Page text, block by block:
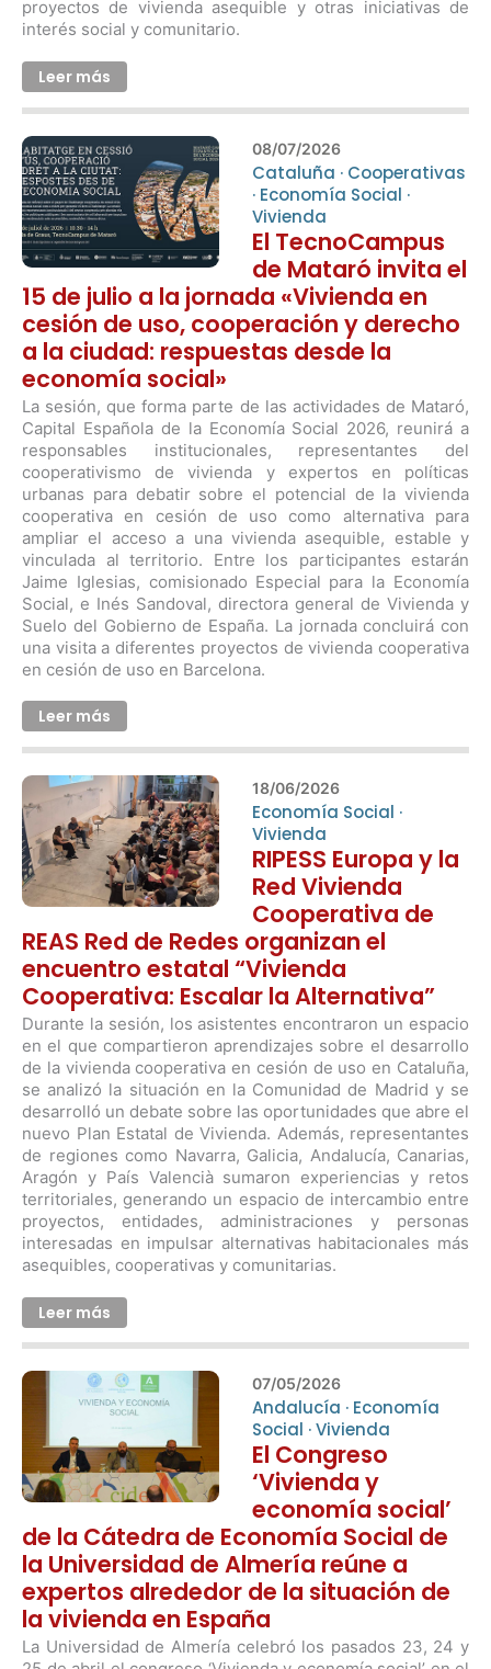
proyectos de vivienda asequible y otras iniciativas de
interés social y comunitario.
Leer más
08/07/2026
Cataluña · Cooperativas
· Economía Social ·
Vivienda
El TecnoCampus
de Mataró invita el
15 de julio a la jornada «Vivienda en
cesión de uso, cooperación y derecho
a la ciudad: respuestas desde la
economía social»
La sesión, que forma parte de las actividades de Mataró,
Capital Española de la Economía Social 2026, reunirá a
responsables institucionales, representantes del
cooperativismo de vivienda y expertos en políticas
urbanas para debatir sobre el potencial de la vivienda
cooperativa en cesión de uso como alternativa para
ampliar el acceso a una vivienda asequible, estable y
vinculada al territorio. Entre los participantes estarán
Jaime Iglesias, comisionado Especial para la Economía
Social, e Inés Sandoval, directora general de Vivienda y
Suelo del Gobierno de España. La jornada concluirá con
una visita a diferentes proyectos de vivienda cooperativa
en cesión de uso en Barcelona.
Leer más
18/06/2026
Economía Social ·
Vivienda
RIPESS Europa y la
Red Vivienda
Cooperativa de
REAS Red de Redes organizan el
encuentro estatal “Vivienda
Cooperativa: Escalar la Alternativa”
Durante la sesión, los asistentes encontraron un espacio
en el que compartieron aprendizajes sobre el desarrollo
de la vivienda cooperativa en cesión de uso en Cataluña,
se analizó la situación en la Comunidad de Madrid y se
desarrolló un debate sobre las oportunidades que abre el
nuevo Plan Estatal de Vivienda. Además, representantes
de regiones como Navarra, Galicia, Andalucía, Canarias,
Aragón y País Valencià sumaron experiencias y retos
territoriales, generando un espacio de intercambio entre
proyectos, entidades, administraciones y personas
interesadas en impulsar alternativas habitacionales más
asequibles, cooperativas y comunitarias.
Leer más
07/05/2026
Andalucía · Economía
Social ·Vivienda
El Congreso
‘Vivienda y
economía social’
de la Cátedra de Economía Social de
la Universidad de Almería reúne a
expertos alrededor de la situación de
la vivienda en España
La Universidad de Almería celebró los pasados 23, 24 y